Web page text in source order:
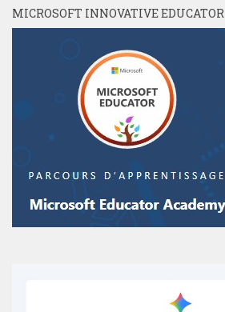
MICROSOFT INNOVATIVE EDUCATOR